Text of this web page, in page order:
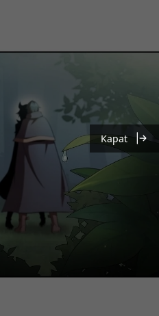
Kapat